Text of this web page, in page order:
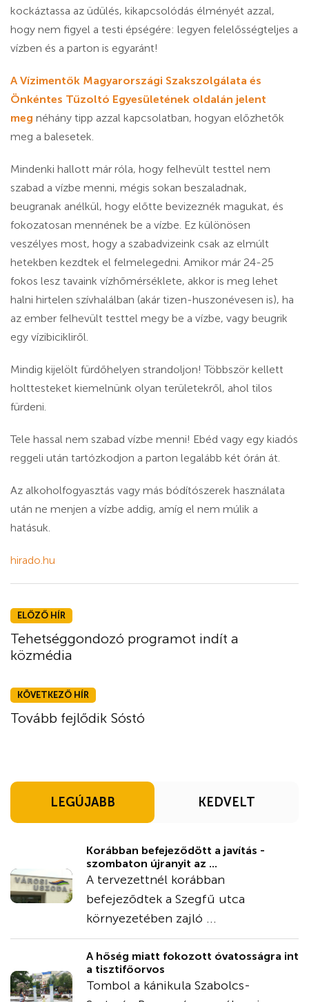
kockáztassa az üdülés, kikapcsolódás élményét azzal,
hogy nem figyel a testi épségére: legyen felelősségteljes a
vízben és a parton is egyaránt!
A Vízimentők Magyarországi Szakszolgálata és
Önkéntes Tűzoltó Egyesületének oldalán jelent
meg néhány tipp azzal kapcsolatban, hogyan előzhetők
meg a balesetek.
Mindenki hallott már róla, hogy felhevült testtel nem
szabad a vízbe menni, mégis sokan beszaladnak,
beugranak anélkül, hogy előtte bevizeznék magukat, és
fokozatosan mennének be a vízbe. Ez különösen
veszélyes most, hogy a szabadvizeink csak az elmúlt
hetekben kezdtek el felmelegedni. Amikor már 24-25
fokos lesz tavaink vízhőmérséklete, akkor is meg lehet
halni hirtelen szívhalálban (akár tizen-huszonévesen is), ha
az ember felhevült testtel megy be a vízbe, vagy beugrik
egy vízibicikliről.
Mindig kijelölt fürdőhelyen strandoljon! Többször kellett
holttesteket kiemelnünk olyan területekről, ahol tilos
fürdeni.
Tele hassal nem szabad vízbe menni! Ebéd vagy egy kiadós
reggeli után tartózkodjon a parton legalább két órán át.
Az alkoholfogyasztás vagy más bódítószerek használata
után ne menjen a vízbe addig, amíg el nem múlik a
hatásuk.
hirado.hu
ELŐZŐ HÍR
Tehetséggondozó programot indít a
közmédia
KÖVETKEZŐ HÍR
Tovább fejlődik Sóstó
LEGÚJABB KEDVELT
Korábban befejeződött a javítás -
szombaton újranyit az ...
A tervezettnél korábban
befejeződtek a Szegfű utca
környezetében zajló ...
A hőség miatt fokozott óvatosságra int
a tisztifőorvos
Tombol a kánikula Szabolcs-